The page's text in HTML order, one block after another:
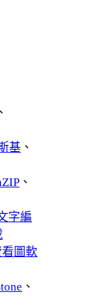
、
基 、
、
字編
圖軟
、